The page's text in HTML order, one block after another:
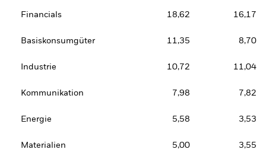
Financials 18,62 16,17
Basiskonsumgüter 11,35 8,70
Industrie 10,72 11,04
Kommunikation 7,98 7,82
Energie 5,58 3,53
Materialien 5,00 3,55